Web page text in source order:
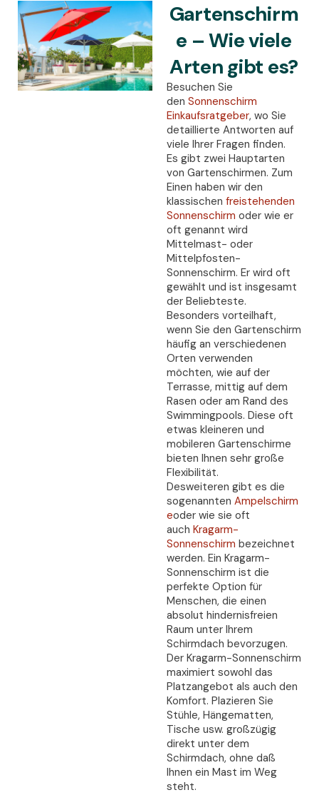
Gartenschirm
e – Wie viele
Arten gibt es?
Besuchen Sie
den Sonnenschirm
Einkaufsratgeber, wo Sie
detaillierte Antworten auf
viele Ihrer Fragen finden.
Es gibt zwei Hauptarten
von Gartenschirmen. Zum
Einen haben wir den
klassischen freistehenden
Sonnenschirm oder wie er
oft genannt wird
Mittelmast- oder
Mittelpfosten-
Sonnenschirm. Er wird oft
gewählt und ist insgesamt
der Beliebteste.
Besonders vorteilhaft,
wenn Sie den Gartenschirm
häufig an verschiedenen
Orten verwenden
möchten, wie auf der
Terrasse, mittig auf dem
Rasen oder am Rand des
Swimmingpools. Diese oft
etwas kleineren und
mobileren Gartenschirme
bieten Ihnen sehr große
Flexibilität.
Desweiteren gibt es die
sogenannten Ampelschirm
eoder wie sie oft
auch Kragarm-
Sonnenschirm bezeichnet
werden. Ein Kragarm-
Sonnenschirm ist die
perfekte Option für
Menschen, die einen
absolut hindernisfreien
Raum unter Ihrem
Schirmdach bevorzugen.
Der Kragarm-Sonnenschirm
maximiert sowohl das
Platzangebot als auch den
Komfort. Plazieren Sie
Stühle, Hängematten,
Tische usw. großzügig
direkt unter dem
Schirmdach, ohne daß
Ihnen ein Mast im Weg
steht.